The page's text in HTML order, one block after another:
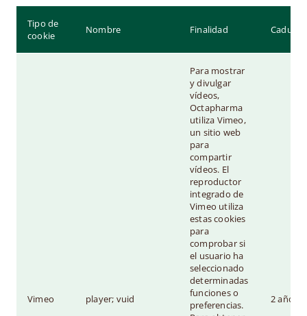
Tipo de
cookie
Nombre Finalidad
Vimeo player; vuid
Para mostrar
y divulgar
vídeos,
Octapharma
utiliza Vimeo,
un sitio web
para
compartir
vídeos. El
reproductor
integrado de
Vimeo utiliza
estas cookies
para
comprobar si
el usuario ha
seleccionado
determinadas
funciones o
preferencias.
2 años